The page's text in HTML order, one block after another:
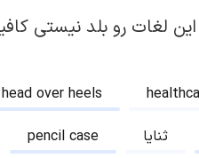
لغات رو بلد نیستی
head over heels
pencil case ثنایا